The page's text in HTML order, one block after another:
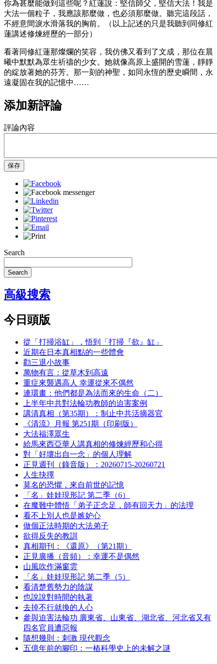
你為甚麼能做到這些呢？紅蓮說：堅信師父，堅信大法！我是
大法一個粒子，我應該那麼做，也必須那麼做。聽完這段話，
不經意間淚水滑落我的胸前。（以上記述的只是我聽到同修紅
蓮講述修煉經歷的一部分）
看著同修紅蓮那燦爛的笑容，我仿佛又看到了文成，那位在晨
曦中默默為眾生祈禱的少女。她就像高原上盛開的雪蓮，靜靜
的綻放著她的芬芳。那一刻的神聖，如同永恆的歷史瞬間，永
遠凝固在我的記憶中……
添加新評論
評論內容
保存
Search
Search
高級搜索
今日頭版
從「打掃浴缸」，悟到「打掃『欲』缸」
近期在日本真相點的一些體會
勸三退小故事
萬物有言：從草木到高遠
重症來襲遇高人 幸運從來不偶然
連環畫：他們都是為法而來的生命（二）
上半年中共對法輪功教師的迫害案例
講清真相（第35期）：制止中共活摘器官
《清流》月報 第251期（印刷版）
大法福澤眾生
給馬來西亞華人講真相的修煉經歷和心得
對「好壞出自一念」的個人理解
正見週刊（錄音版）：20260715-20260721
人生抉擇
莫名的恐懼，來自前世的記憶
「名」娃娃現形記 第二季（6）
在魔難中體悟「弟子正念足，師有回天力」的法理
看不上別人也是嫉妒心
做個正法時期的大法弟子
欲得反失的教訓
真相期刊：《還原》（第21期）
正見廣播（音頻）：幸運不是偶然
山風吹作滿窗雲
「名」娃娃現形記 第二季（5）
看清楚舊勢力的陰謀
也說說對時間的執著
去掉不行就換的人心
參與迫害法輪功 廣東省、山東省、湖北省、河北省又有
四名官員遭惡報
隨想幾則：刺激 現代觀念
五億年前的腳印：一樁科學史上的未解之謎